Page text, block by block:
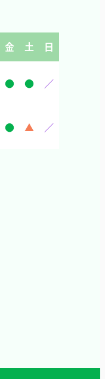
金 土
日
● ● ／
● ▲ ／